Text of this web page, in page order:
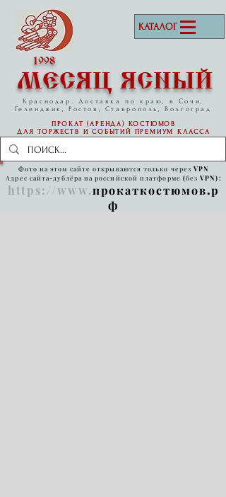
МЕСЯЦ ЯСНЫЙ
ПРОКАТ (АРЕНДА) КОСТЮМОВ
ДЛЯ ТОРЖЕСТВ И СОБЫТИЙ ПРЕМИУМ КЛАССА
КАТАЛОГ
Краснодар. Доставка по краю, в Сочи,
Геленджик, Ростов, Ставрополь, Волгоград
1998
Фото на этом сайте открываются только через VPN
Адрес сайта-дублёра на российской платформе (без VPN):
https://www.прокаткостюмов.р
ф